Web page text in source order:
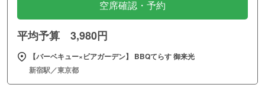
空席確認・予約
平均予算 3,980円
【バーベキュー×ビアガーデン】 BBQてらす 御来光
新宿駅／東京都